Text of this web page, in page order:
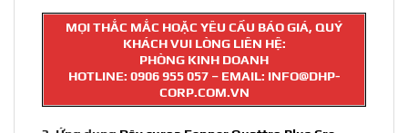
MỌI THẮC MẮC HOẶC YÊU CẦU BÁO GIÁ, QUÝ
KHÁCH VUI LÒNG LIÊN HỆ:
PHÒNG KINH DOANH
HOTLINE: 0906 955 057– EMAIL: INFO@DHP-
CORP.COM.VN